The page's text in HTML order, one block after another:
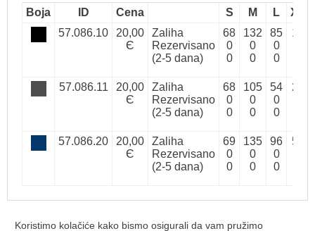
Koristimo kolačiće kako bismo osigurali da vam pružimo
Boja ID Cena S M L XL
57.086.10
20,00
Є
Zaliha
Rezervisano
(2-5 dana)
68
0
0
132
0
0
85
0
0
17
57.086.11
20,00
Є
Zaliha
Rezervisano
(2-5 dana)
68
0
0
105
0
0
54
0
0
26
57.086.20
20,00
Є
Zaliha
Rezervisano
(2-5 dana)
69
0
0
135
0
0
96
0
0
52
Savski Nasip 9a, Beograd, Novi Beograd 11070 |+ 381